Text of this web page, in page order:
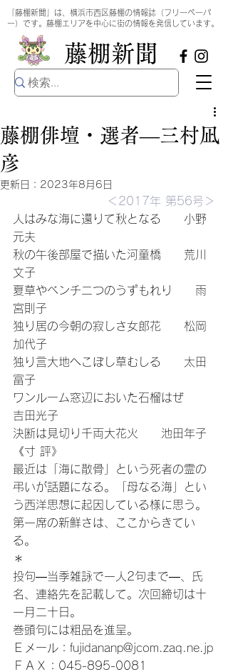
​藤棚新聞
「藤棚新聞」は、横浜市西区藤棚の情報誌（フリーペーパ
ー）です。藤棚エリアを中心に街の情報を発信しています。
藤棚俳壇・選者―三村凪
彦
更新日： 2023年8月6日
＜2017年 第56号＞
人はみな海に還りて秋となる　　小野
元夫
秋の午後部屋で描いた河童橋　　荒川
文子
夏草やベンチ二つのうずもれり　　雨
宮則子
独り居の今朝の寂しさ女郎花　　松岡
加代子
独り言大地へこぼし草むしる　　太田
富子
ワンルーム窓辺においた石榴はぜ
吉田光子
決断は見切り千両大花火　　池田年子
《寸 評》
最近は「海に散骨」という死者の霊の
弔いが話題になる。「母なる海」とい
う西洋思想に起因している様に思う。
第一席の新鮮さは、ここからきてい
る。
＊
投句―当季雑詠で一人2句まで―、氏
名、連絡先を記載して。次回締切は十
一月二十日。
巻頭句には粗品を進呈。
Ｅメール：fujidananp@jcom.zaq.ne.jp
ＦＡＸ：045-895-0081